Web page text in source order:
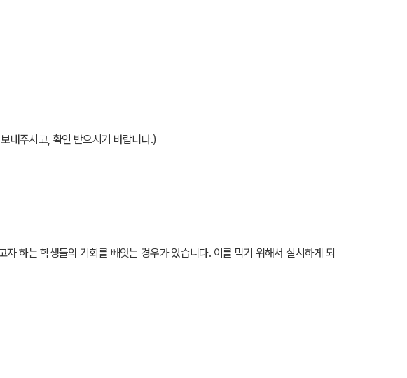
내주시고, 확인 받으시기 바랍니다.)
하는 학생들의 기회를 빼앗는 경우가 있습니다. 이를 막기 위해서 실시하게 되